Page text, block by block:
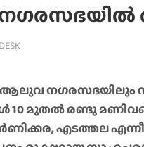
നഗരസഭയിലും
മുതല്‍ രണ്ടു മണിവരെ
എടത്തല